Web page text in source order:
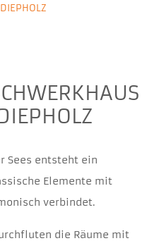
Sees entsteht ein
Elemente mit
verbindet.
die Räume mit